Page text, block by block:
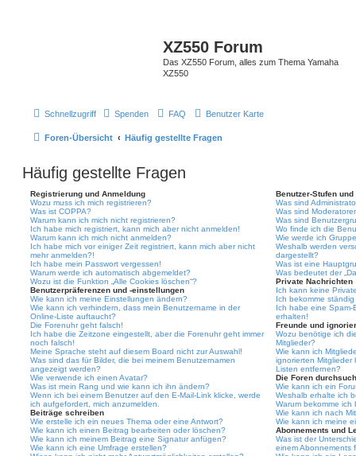
XZ550 Forum
Das XZ550 Forum, alles zum Thema Yamaha
XZ550
Schnellzugriff Spenden FAQ Benutzer Karte
Foren-Übersicht Häufig gestellte Fragen
Häufig gestellte Fragen
Registrierung und Anmeldung
Wozu muss ich mich registrieren?
Was ist COPPA?
Warum kann ich mich nicht registrieren?
Ich habe mich registriert, kann mich aber nicht anmelden!
Warum kann ich mich nicht anmelden?
Ich habe mich vor einiger Zeit registriert, kann mich aber nicht
mehr anmelden?!
Ich habe mein Passwort vergessen!
Warum werde ich automatisch abgemeldet?
Wozu ist die Funktion „Alle Cookies löschen“?
Benutzerpräferenzen und -einstellungen
Wie kann ich meine Einstellungen ändern?
Wie kann ich verhindern, dass mein Benutzername in der
Online-Liste auftaucht?
Die Forenuhr geht falsch!
Ich habe die Zeitzone eingestellt, aber die Forenuhr geht immer
noch falsch!
Meine Sprache steht auf diesem Board nicht zur Auswahl!
Was sind das für Bilder, die bei meinem Benutzernamen
angezeigt werden?
Wie verwende ich einen Avatar?
Was ist mein Rang und wie kann ich ihn ändern?
Wenn ich bei einem Benutzer auf den E-Mail-Link klicke, werde
ich aufgefordert, mich anzumelden.
Beiträge schreiben
Wie erstelle ich ein neues Thema oder eine Antwort?
Wie kann ich einen Beitrag bearbeiten oder löschen?
Wie kann ich meinem Beitrag eine Signatur anfügen?
Wie kann ich eine Umfrage erstellen?
Benutzer-Stufen und
Was sind
Was sind
Was sind
Wo finde ich die
Wie werde ich
Weshalb werden
dargestellt?
Was ist eine
Was bedeutet der
Private Nachrichten
Ich kann keine
Ich bekomme
Ich habe eine Spam-
erhalten!
Freunde und
Wozu benötige ich
Mitglieder?
Wie kann ich
ignorierten
Listen entfernen?
Die Foren
Wie kann ich ein
Weshalb erhalte ich
Warum bekomme
Wie kann ich nach
Wie kann ich meine
Abonnements und
Was ist der
einem Abonnements